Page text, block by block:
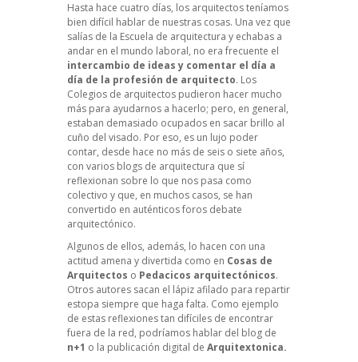
Hasta hace cuatro días, los arquitectos teníamos
bien difícil hablar de nuestras cosas. Una vez que
salías de la Escuela de arquitectura y echabas a
andar en el mundo laboral, no era frecuente el
intercambio de ideas y comentar el día a
día de la profesión de arquitecto. Los
Colegios de arquitectos pudieron hacer mucho
más para ayudarnos a hacerlo; pero, en general,
estaban demasiado ocupados en sacar brillo al
cuño del visado. Por eso, es un lujo poder
contar, desde hace no más de seis o siete años,
con varios blogs de arquitectura que sí
reflexionan sobre lo que nos pasa como
colectivo y que, en muchos casos, se han
convertido en auténticos foros debate
arquitectónico.
Algunos de ellos, además, lo hacen con una
actitud amena y divertida como en Cosas de
Arquitectos o Pedacicos arquitectónicos.
Otros autores sacan el lápiz afilado para repartir
estopa siempre que haga falta. Como ejemplo
de estas reflexiones tan difíciles de encontrar
fuera de la red, podríamos hablar del blog de
n+1 o la publicación digital de Arquitextonica.